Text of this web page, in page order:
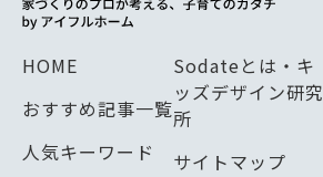
HOME
おすすめ記事一覧
人気キーワード
Sodateとは・キ
ッズデザイン研究
所
サイトマップ